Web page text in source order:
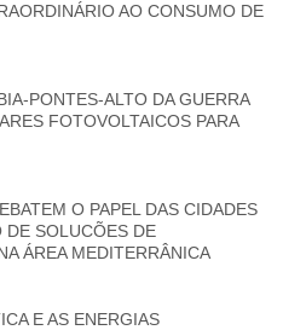
AO CONSUMO DE
PONTES-ALTO DA GUERRA
FOTOVOLTAICOS PARA
O PAPEL DAS CIDADES
DE SOLUCÕES DE
ÁREA MEDITERRÂNICA
E AS ENERGIAS